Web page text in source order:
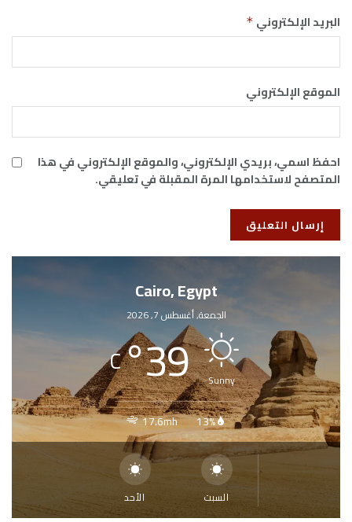
البريد الإلكتروني *
الموقع الإلكتروني
احفظ اسمي، بريدي الإلكتروني، والموقع الإلكتروني في هذا
المتصفح لاستخدامها المرة المقبلة في تعليقي.
Cairo, Egypt
الجمعة, أغسطس 7, 2026
Sunny
39
°
C
13%
17.6mh
السبت الأحد